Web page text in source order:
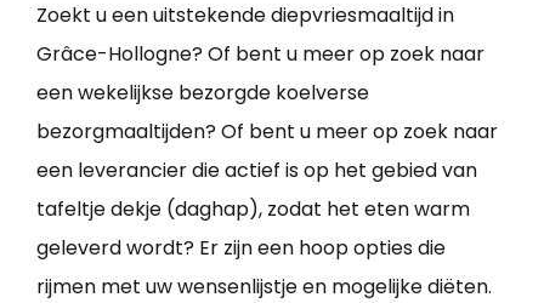
Zoekt u een uitstekende diepvriesmaaltijd in
Grâce-Hollogne? Of bent u meer op zoek naar
een wekelijkse bezorgde koelverse
bezorgmaaltijden? Of bent u meer op zoek naar
een leverancier die actief is op het gebied van
tafeltje dekje (daghap), zodat het eten warm
geleverd wordt? Er zijn een hoop opties die
rijmen met uw wensenlijstje en mogelijke diëten.